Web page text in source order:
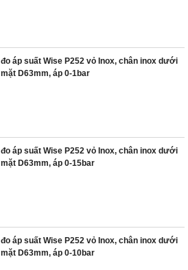
áp suất Wise P252 vỏ Inox, chân inox dưới
D63mm, áp 0-1bar
áp suất Wise P252 vỏ Inox, chân inox dưới
D63mm, áp 0-15bar
áp suất Wise P252 vỏ Inox, chân inox dưới
D63mm, áp 0-10bar